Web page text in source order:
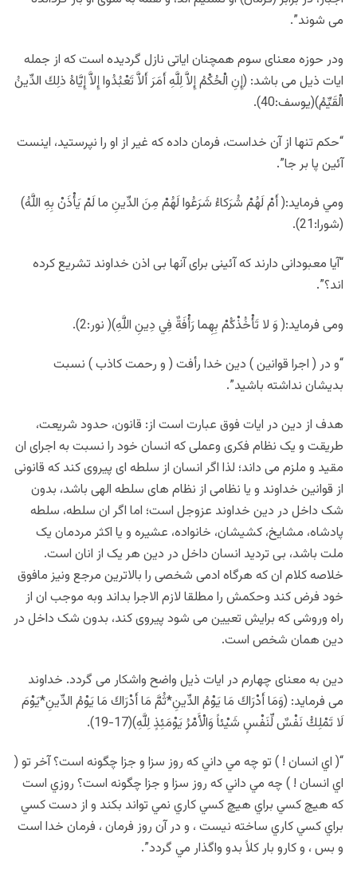
مى شوند”.
ودر حوزه معنای سوم همچنان ایاتی نازل گردیده است که از جمله
ایات ذیل می باشد: (إِنِ الْحُكْمُ إِلاَّ لِلَّهِ أَمَرَ أَلاَّ تَعْبُدُوا إِلاَّ إِيَّاهُ ذلِكَ الدِّينُ
الْقَيِّمُ)(يوسف:40).
“حكم تنها از آن خداست، فرمان داده كه غير از او را نپرستيد، اينست
آئين پا بر جا”.
ومي فرمايد:( أَمْ لَهُمْ شُرَكاءُ شَرَعُوا لَهُمْ مِنَ الدِّينِ ما لَمْ يَأْذَنْ بِهِ اللَّهُ)
(شورا:21).
“آيا معبودانى دارند كه آئينى براى آنها بى اذن خداوند تشريع كرده
اند؟”.
ومی فرماید:( وَ لا تَأْخُذْكُمْ بِهِما رَأْفَةٌ فِي دِينِ اللَّهِ)( نور:2).
“و در ( اجرا قوانين ) دين خدا رأفت ( و رحمت كاذب ) نسبت
بديشان نداشته باشيد”.
هدف از دین در ایات فوق عبارت است از: قانون، حدود شریعت،
طریقت و یک نظام فکری وعملی که انسان خود را نسبت به اجرای ان
مقید و ملزم می داند؛ لذا اگر انسان از سلطه ای پیروی کند که قانونی
از قوانین خداوند و یا نظامی از نظام های سلطه الهی باشد، بدون
شک داخل در دین خداوند عزوجل است؛ اما اگر ان سلطه، سلطه
پادشاه، مشایخ، کشیشان، خانواده، عشیره و یا اکثر مردمان یک
ملت باشد، بی تردید انسان داخل در دین هر یک از انان است.
خلاصه کلام ان که هرگاه ادمی شخصی را بالاترین مرجع ونیز مافوق
خود فرض کند وحکمش را مطلقا لازم الاجرا بداند وبه موجب ان از
راه وروشی که برایش تعیین می شود پیروی کند، بدون شک داخل در
دین همان شخص است.
دین به معنای چهارم در ایات ذیل واضح واشکار می گردد. خداوند
می فرماید: (وَمَا أَدْرَاكَ مَا يَوْمُ الدِّينِ*ثُمَّ مَا أَدْرَاكَ مَا يَوْمُ الدِّينِ*يَوْمَ
لَا تَمْلِكُ نَفْسٌ لِّنَفْسٍ شَيْئاً وَالْأَمْرُ يَوْمَئِذٍ لِلَّهِ)(17-19).
“( اي انسان ! ) تو چه مي داني كه روز سزا و جزا چگونه است؟ آخر تو (
اي انسان ! ) چه مي داني كه روز سزا و جزا چگونه است؟ روزي است
كه هيچ كسي براي هيچ كسي كاري نمي تواند بكند و از دست كسي
براي كسي كاري ساخته نيست ، و در آن روز فرمان ، فرمان خدا است
و بس ، و كارو بار كلاً بدو واگذار مي گردد”.